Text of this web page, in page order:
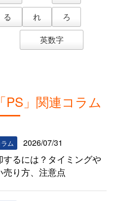
る れ
ろ
英数字
PS」関連コラム
ム 2026/07/31
するには？タイミングや
売り方、注意点